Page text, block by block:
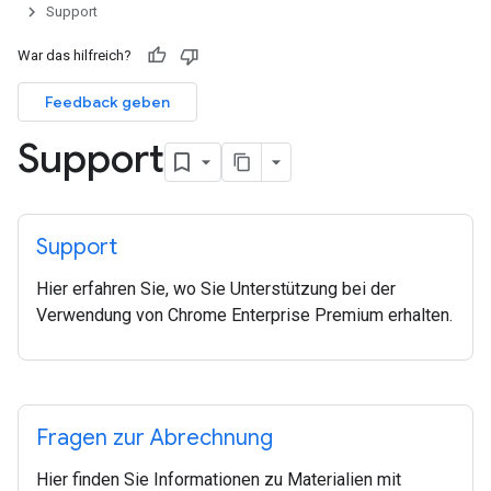
Support
War das hilfreich?
Feedback geben
Support
Support
Hier erfahren Sie, wo Sie Unterstützung bei der
Verwendung von Chrome Enterprise Premium erhalten.
Fragen zur Abrechnung
Hier finden Sie Informationen zu Materialien mit